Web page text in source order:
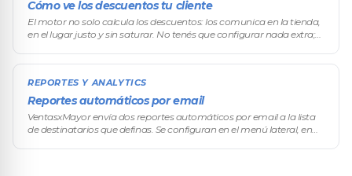
Cómo ve los descuentos tu cliente
El motor no solo calcula los descuentos: los comunica en la tienda,
en el lugar justo y sin saturar. No tenés que configurar nada extra;
REPORTES Y ANALYTICS
Reportes automáticos por email
VentasxMayor envía dos reportes automáticos por email a la lista
de destinatarios que definas. Se configuran en el menú lateral, en